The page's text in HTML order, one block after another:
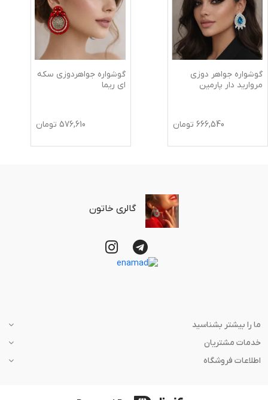
گوشواره جواهر دوزی
مروارید دار پارمین
666,540 تومان
گوشواره جواهردوزی سکه
ای ریما
576,610 تومان
گالری خاتون
ما را بیشتر بشناسید
خدمات مشتریان
اطلاعات فروشگاه